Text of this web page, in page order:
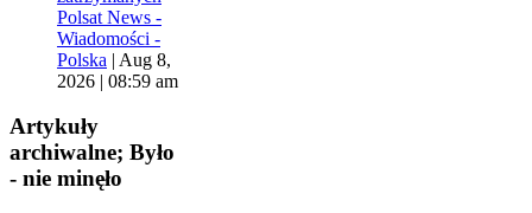
Polsat News -
Wiadomości -
Polska | Aug 8,
2026 | 08:59 am
Artykuły
archiwalne; Było
- nie minęło